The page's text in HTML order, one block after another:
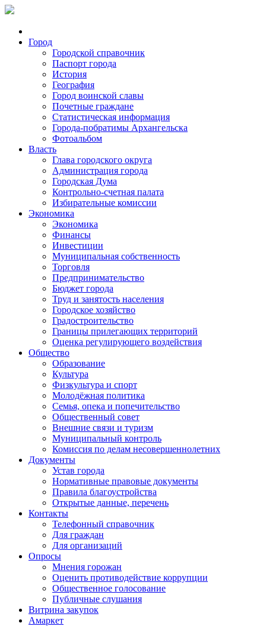
Город
Городской справочник
Паспорт города
История
География
Город воинской славы
Почетные граждане
Статистическая информация
Города-побратимы Архангельска
Фотоальбом
Власть
Глава городского округа
Администрация города
Городская Дума
Контрольно-счетная палата
Избирательные комиссии
Экономика
Экономика
Финансы
Инвестиции
Муниципальная собственность
Торговля
Предпринимательство
Бюджет города
Труд и занятость населения
Городское хозяйство
Градостроительство
Границы прилегающих территорий
Оценка регулирующего воздействия
Общество
Образование
Культура
Физкультура и спорт
Молодёжная политика
Семья, опека и попечительство
Общественный совет
Внешние связи и туризм
Муниципальный контроль
Комиссия по делам несовершеннолетних
Документы
Устав города
Нормативные правовые документы
Правила благоустройства
Открытые данные, перечень
Контакты
Телефонный справочник
Для граждан
Для организаций
Опросы
Мнения горожан
Оценить противодействие коррупции
Общественное голосование
Публичные слушания
Витрина закупок
Амаркет